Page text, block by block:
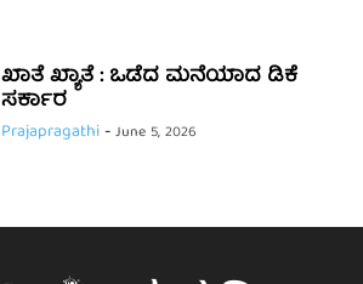
ಖಾತೆ ಖ್ಯಾತೆ : ಒಡೆದ ಮನೆಯಾದ ಡಿಕೆ
ಸರ್ಕಾರ
Prajapragathi-June 5, 2026